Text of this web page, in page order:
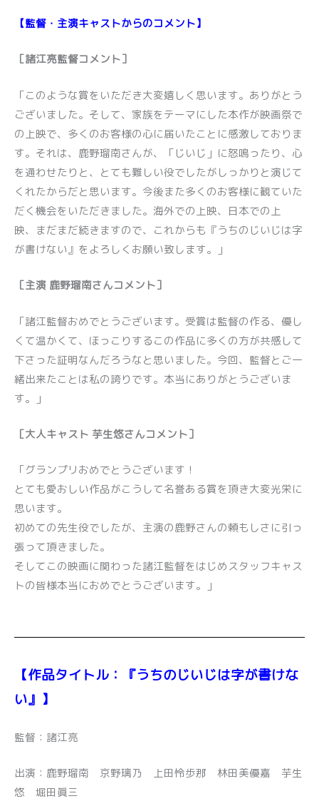
【監督・主演キャストからのコメント】
［諸江亮監督コメント］
「このような賞をいただき大変嬉しく思います。ありがとう
ございました。そして、家族をテーマにした本作が映画祭で
の上映で、多くのお客様の心に届いたことに感激しておりま
す。それは、鹿野瑠南さんが、「じいじ」に怒鳴ったり、心
を通わせたりと、とても難しい役でしたがしっかりと演じて
くれたからだと思います。今後また多くのお客様に観ていた
だく機会をいただきました。海外での上映、日本での上
映、まだまだ続きますので、これからも『うちのじいじは字
が書けない』をよろしくお願い致します。」
［主演 鹿野瑠南さんコメント］
「諸江監督おめでとうございます。受賞は監督の作る、優し
くて温かくて、ほっこりするこの作品に多くの方が共感して
下さった証明なんだろうなと思いました。今回、監督とご一
緒出来たことは私の誇りです。本当にありがとうございま
す。」
［大人キャスト 芋生悠さんコメント］
「グランプリおめでとうございます！
とても愛おしい作品がこうして名誉ある賞を頂き大変光栄に
思います。
初めての先生役でしたが、主演の鹿野さんの頼もしさに引っ
張って頂きました。
そしてこの映画に関わった諸江監督をはじめスタッフキャス
トの皆様本当におめでとうございます。」
【作品タイトル：『うちのじいじは字が書けな
い』】
監督：諸江亮
出演：鹿野瑠南 京野璃乃 上田怜歩那 林田美優嘉 芋生
悠 堀田眞三